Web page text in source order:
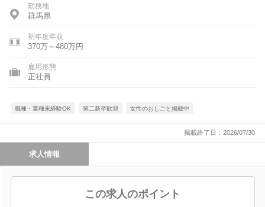
勤務地
群馬県
初年度年収
370万～480万円
雇用形態
正社員
職種・業種未経験OK 第二新卒歓迎 女性のおしごと掲載中
掲載終了日：2026/07/30
求人情報
この求人のポイント